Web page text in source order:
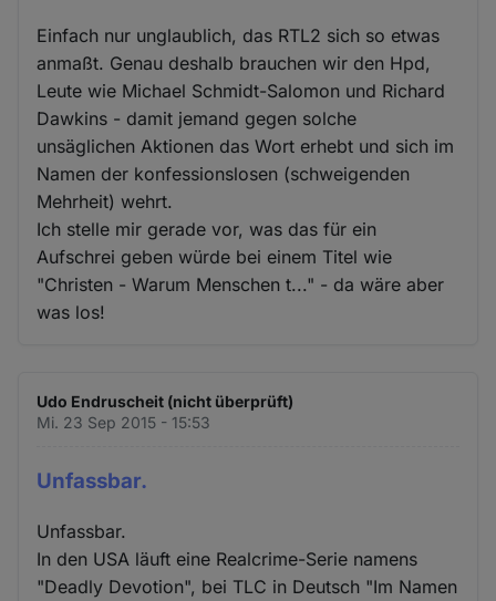
Einfach nur unglaublich, das RTL2 sich so etwas
anmaßt. Genau deshalb brauchen wir den Hpd,
Leute wie Michael Schmidt-Salomon und Richard
Dawkins - damit jemand gegen solche
unsäglichen Aktionen das Wort erhebt und sich im
Namen der konfessionslosen (schweigenden
Mehrheit) wehrt.
Ich stelle mir gerade vor, was das für ein
Aufschrei geben würde bei einem Titel wie
"Christen - Warum Menschen t..." - da wäre aber
was los!
Udo Endruscheit (nicht überprüft)
Mi. 23 Sep 2015 - 15:53
Unfassbar.
Unfassbar.
In den USA läuft eine Realcrime-Serie namens
"Deadly Devotion", bei TLC in Deutsch "Im Namen